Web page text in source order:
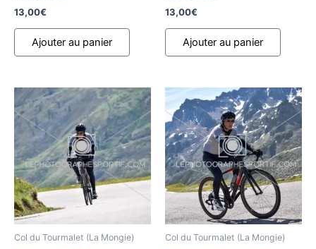
13,00€
Ajouter au panier
13,00€
Ajouter au panier
Col du Tourmalet (La Mongie) Col du Tourmalet (La Mongie)